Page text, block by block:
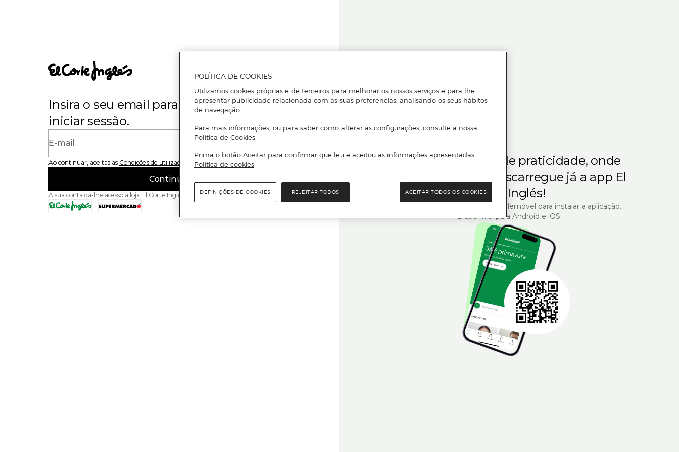
Insira o seu email para se registar ou
iniciar sessão.
E-mail
Ao continuar, aceitas as Condições de utilização do site
Continuar
A sua conta dá-lhe acesso à loja El Corte Inglés e ao Supermercado El Corte Inglés.
Para quem gosta de praticidade, onde
Descarregue já a app El
Corte Inglés!
Leia o código QR com o seu telemóvel para instalar a aplicação.
Disponível para Android e iOS.
POLÍTICA DE COOKIES
Utilizamos cookies próprias e de terceiros para melhorar os nossos serviços e para lhe
apresentar publicidade relacionada com as suas preferências, analisando os seus hábitos
de navegação.
Para mais informações, ou para saber como alterar as configurações, consulte a nossa
Política de Cookies.
Prima o botão Aceitar para confirmar que leu e aceitou as informações apresentadas.
Política de cookies
REJEITAR TODOS ACEITAR TODOS OS COOKIES
DEFINIÇÕES DE COOKIES